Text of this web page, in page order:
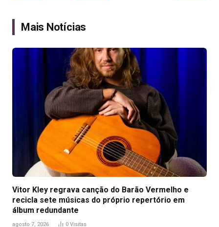
Mais Notícias
Vitor Kley regrava canção do Barão Vermelho e
recicla sete músicas do próprio repertório em
álbum redundante
agosto 7, 2026 0 Visitas